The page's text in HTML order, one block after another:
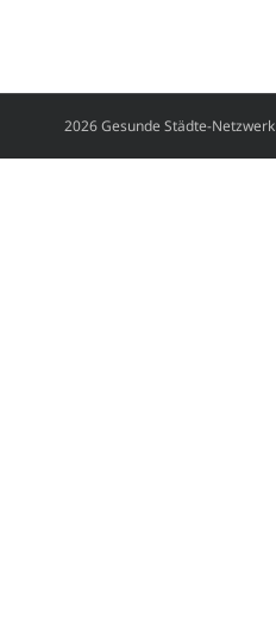
2026 Gesunde Städte-Netzwerk